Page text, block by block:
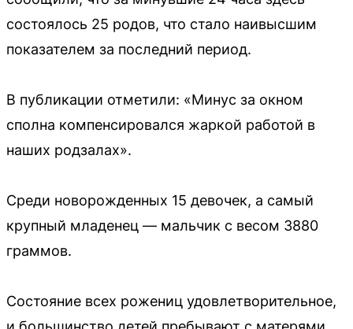
состоялось 25 родов, что стало наивысшим
показателем за последний период.
В публикации отметили: «Минус за окном
сполна компенсировался жаркой работой в
наших родзалах».
Среди новорожденных 15 девочек, а самый
крупный младенец — мальчик с весом 3880
граммов.
Состояние всех рожениц удовлетворительное,